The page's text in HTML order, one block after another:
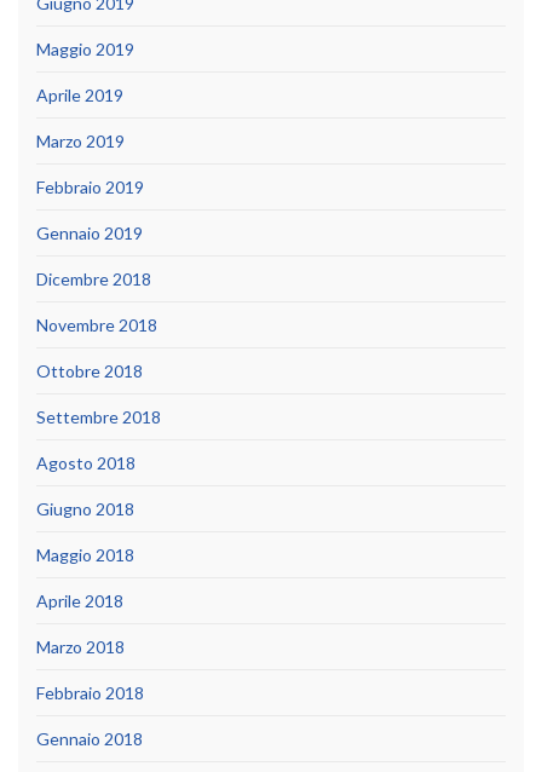
Maggio 2019
Aprile 2019
Marzo 2019
Febbraio 2019
Gennaio 2019
Dicembre 2018
Novembre 2018
Ottobre 2018
Settembre 2018
Agosto 2018
Giugno 2018
Maggio 2018
Aprile 2018
Marzo 2018
Febbraio 2018
Gennaio 2018